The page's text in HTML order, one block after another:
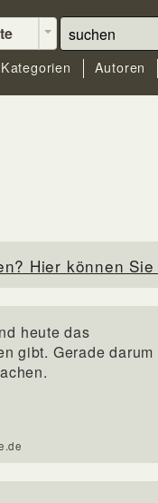
Kategorien Autoren
Hier können
heute das
gibt. Gerade darum